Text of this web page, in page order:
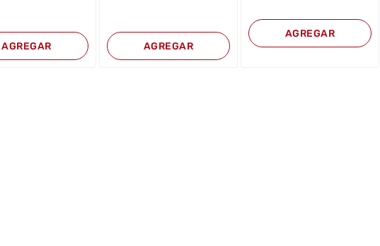
AGREGAR AGREGAR
AGREGAR